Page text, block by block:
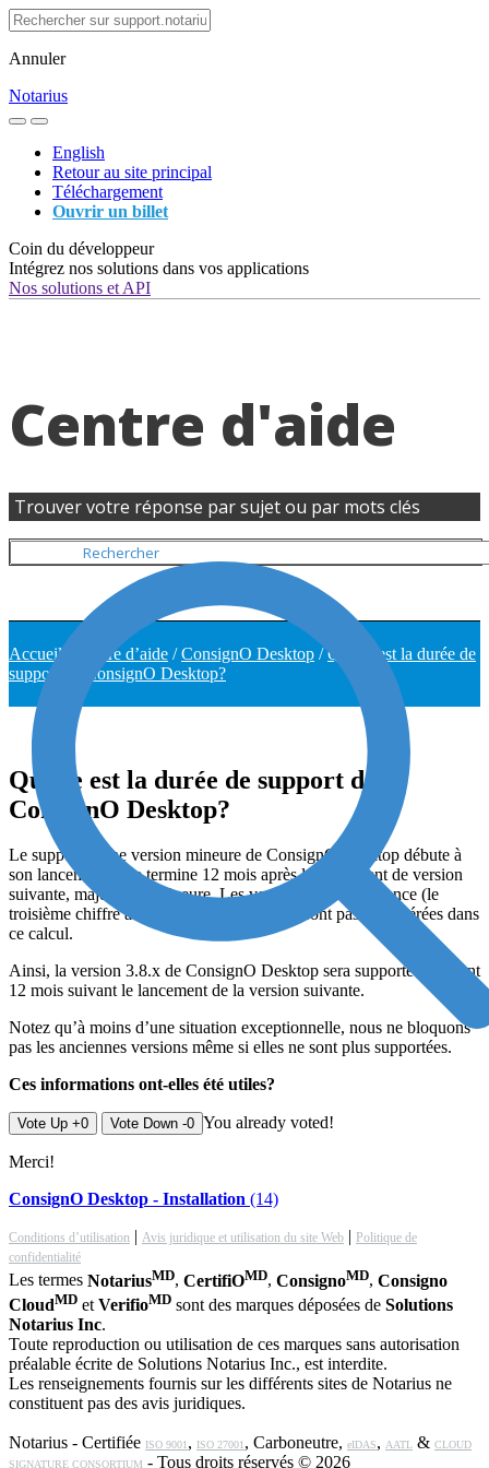
Annuler
Notarius
English
Retour au site principal
Téléchargement
Ouvrir un billet
Coin du développeur
Intégrez nos solutions dans vos applications
Nos solutions et API
Centre d'aide
Trouver votre réponse par sujet ou par mots clés
Accueil Centre d’aide /ConsignO Desktop /Quelle est la durée de
support de ConsignO Desktop?
Quelle est la durée de support de
ConsignO Desktop?
Le support d’une version mineure de ConsignO Desktop débute à
son lancement et se termine 12 mois après le lancement de version
suivante, majeure ou mineure. Les versions de maintenance (le
troisième chiffre au numéro de version) ne sont pas considérées dans
ce calcul.
Ainsi, la version 3.8.x de ConsignO Desktop sera supportée pendant
12 mois suivant le lancement de la version suivante.
Notez qu’à moins d’une situation exceptionnelle, nous ne bloquons
pas les anciennes versions même si elles ne sont plus supportées.
Ces informations ont-elles été utiles?
Vote Up +0 Vote Down -0 You already voted!
Merci!
ConsignO Desktop - Installation (14)
Conditions d’utilisation Avis juridique et utilisation du site Web
Politique de
confidentialité
Les termes NotariusMD, CertifiOMD, ConsignoMD, Consigno
CloudMD et VerifioMD sont des marques déposées de Solutions
Notarius Inc.
Toute reproduction ou utilisation de ces marques sans autorisation
préalable écrite de Solutions Notarius Inc., est interdite.
Les renseignements fournis sur les différents sites de Notarius ne
constituent pas des avis juridiques.
Notarius - Certifiée ISO 9001 , ISO 27001 , Carboneutre, eIDAS, AATL & CLOUD
SIGNATURE CONSORTIUM - Tous droits réservés © 2026